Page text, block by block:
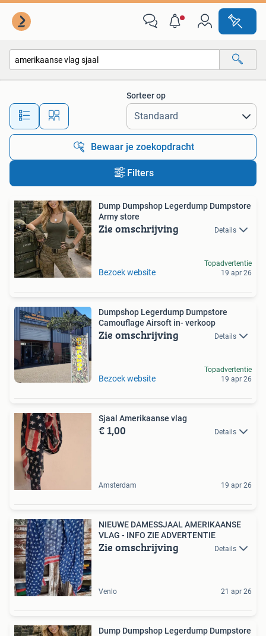
Alle afstanden…
Sorteer op
Bewaar je zoekopdracht
Filters
Dump Dumpshop Legerdump Dumpstore
Army store
Zie omschrijving Details
Bezoek website
Topadvertentie
19 apr 26
Dumpshop Legerdump Dumpstore
Camouflage Airsoft in- verkoop
Zie omschrijving Details
Bezoek website
Topadvertentie
19 apr 26
Sjaal Amerikaanse vlag
€ 1,00 Details
Amsterdam 19 apr 26
NIEUWE DAMESSJAAL AMERIKAANSE
VLAG - INFO ZIE ADVERTENTIE
Zie omschrijving Details
Venlo 21 apr 26
Dump Dumpshop Legerdump Dumpstore